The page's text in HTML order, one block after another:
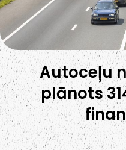
Autoceļu
plānots